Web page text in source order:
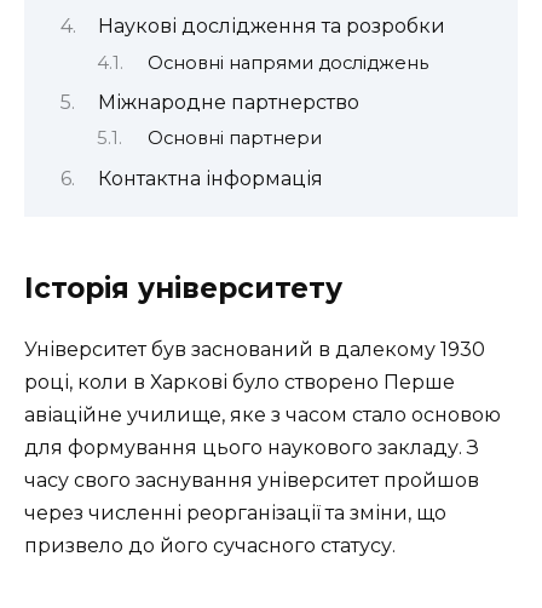
Наукові дослідження та розробки
Основні напрями досліджень
Міжнародне партнерство
Основні партнери
Контактна інформація
Історія університету
Університет був заснований в далекому 1930
році, коли в Харкові було створено Перше
авіаційне училище, яке з часом стало основою
для формування цього наукового закладу. З
часу свого заснування університет пройшов
через численні реорганізації та зміни, що
призвело до його сучасного статусу.